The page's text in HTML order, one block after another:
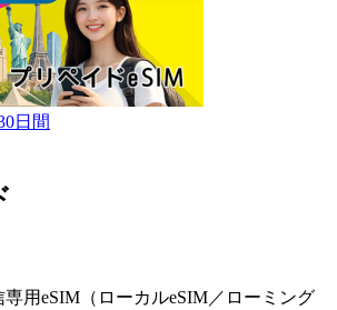
日間
専用eSIM（ローカルeSIM／ローミング